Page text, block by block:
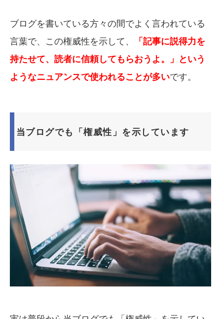
ブログを書いている方々の間でよく言われている
言葉で、この権威性を示して、
「記事に説得力を
持たせて、読者に信頼してもらおうよ。」という
ようなニュアンスで使われることが多いです。
当ブログでも「権威性」を示しています